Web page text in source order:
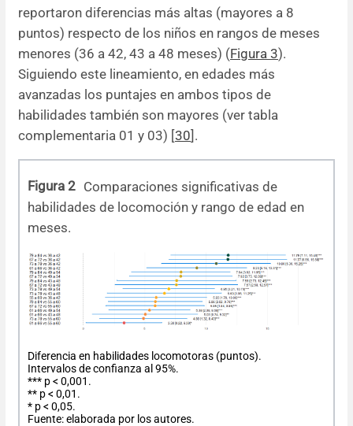
reportaron diferencias más altas (mayores a 8
puntos) respecto de los niños en rangos de meses
menores (36 a 42, 43 a 48 meses) (Figura 3).
Siguiendo este lineamiento, en edades más
avanzadas los puntajes en ambos tipos de
habilidades también son mayores (ver tabla
complementaria 01 y 03) [30].
Figura 2 Comparaciones significativas de
habilidades de locomoción y rango de edad en
meses.
Diferencia en habilidades locomotoras (puntos).
Intervalos de confianza al 95%.
*** p < 0,001.
** p < 0,01.
* p < 0,05.
Fuente: elaborada por los autores.